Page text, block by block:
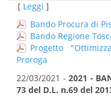
[ Leggi ]
Bando Procura di
Bando Regione
Progetto
Proroga
22/03/2021 - 2021 -
73 del D.L. n.69 del